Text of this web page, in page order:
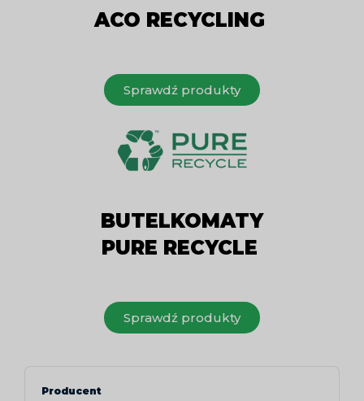
ACO RECYCLING
Sprawdź produkty
BUTELKOMATY
PURE RECYCLE
Sprawdź produkty
Producent